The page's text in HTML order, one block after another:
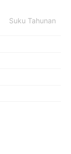
Suku Tahunan